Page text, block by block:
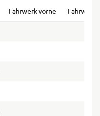
Fahrwerk vorne Fahrwerk